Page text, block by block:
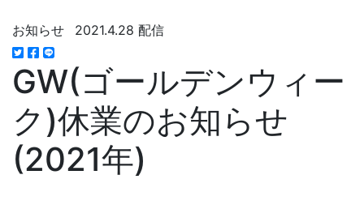
お知らせ 2021.4.28 配信
GW(ゴールデンウィー
ク)休業のお知らせ
(2021年)